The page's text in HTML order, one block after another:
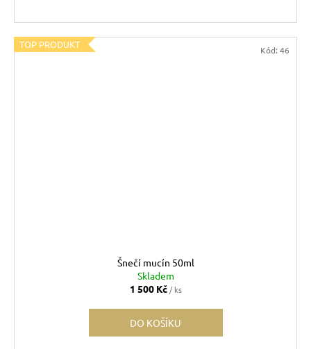
TOP PRODUKT
Šnečí mucín 50ml
Skladem
1 500 Kč / ks
DO KOŠÍKU
Kód: 46